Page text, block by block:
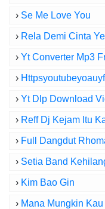
› Se Me Love You
› Rela Demi Cinta
› Yt Converter Mp3
›
› Yt Dlp Download
› Reff Dj Kejam Itu
› Full Dangdut
› Setia Band
› Kim Bao Gin
› Mana Mungkin